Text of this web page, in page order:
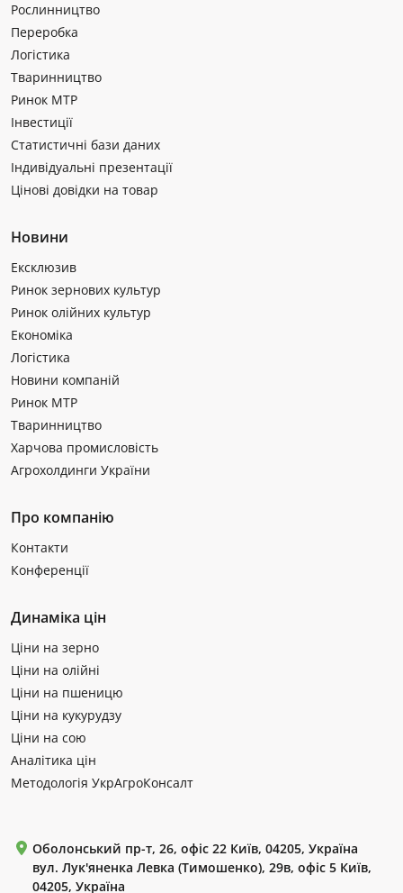
Рослинництво
Переробка
Логістика
Тваринництво
Ринок МТР
Інвестиції
Статистичні бази даних
Індивідуальні презентації
Цінові довідки на товар
Новини
Ексклюзив
Ринок зернових культур
Ринок олійних культур
Економіка
Логістика
Новини компаній
Ринок МТР
Тваринництво
Харчова промисловість
Агрохолдинги України
Про компанію
Контакти
Конференції
Динаміка цін
Ціни на зерно
Ціни на олійні
Ціни на пшеницю
Ціни на кукурудзу
Ціни на сою
Аналітика цін
Методологія УкрАгроКонсалт
Оболонський пр-т, 26, офіс 22 Київ, 04205, Україна
вул. Лук'яненка Левка (Тимошенко), 29в, офіс 5 Київ,
04205, Україна